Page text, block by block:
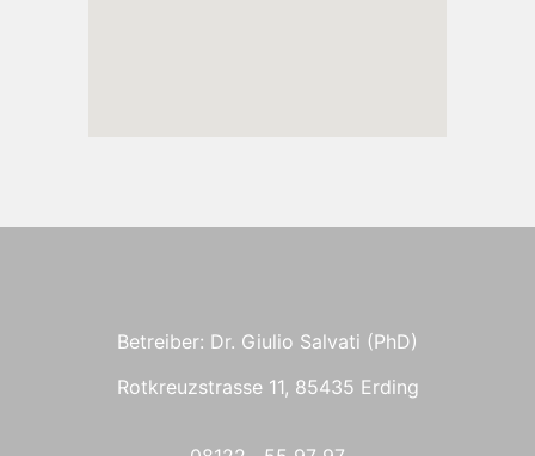
Betreiber: Dr. Giulio Salvati (PhD)
Rotkreuzstrasse 11, 85435 Erding